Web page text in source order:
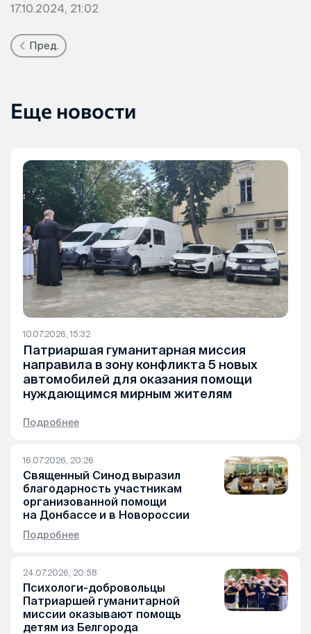
17.10.2024, 21:02
Пред.
Еще новости
10.07.2026, 15:32
Патриаршая гуманитарная миссия
направила в зону конфликта 5 новых
автомобилей для оказания помощи
нуждающимся мирным жителям
Подробнее
16.07.2026, 20:26
Священный Синод выразил
благодарность участникам
организованной помощи
на Донбассе и в Новороссии
Подробнее
24.07.2026, 20:58
Психологи-добровольцы
Патриаршей гуманитарной
миссии оказывают помощь
детям из Белгорода